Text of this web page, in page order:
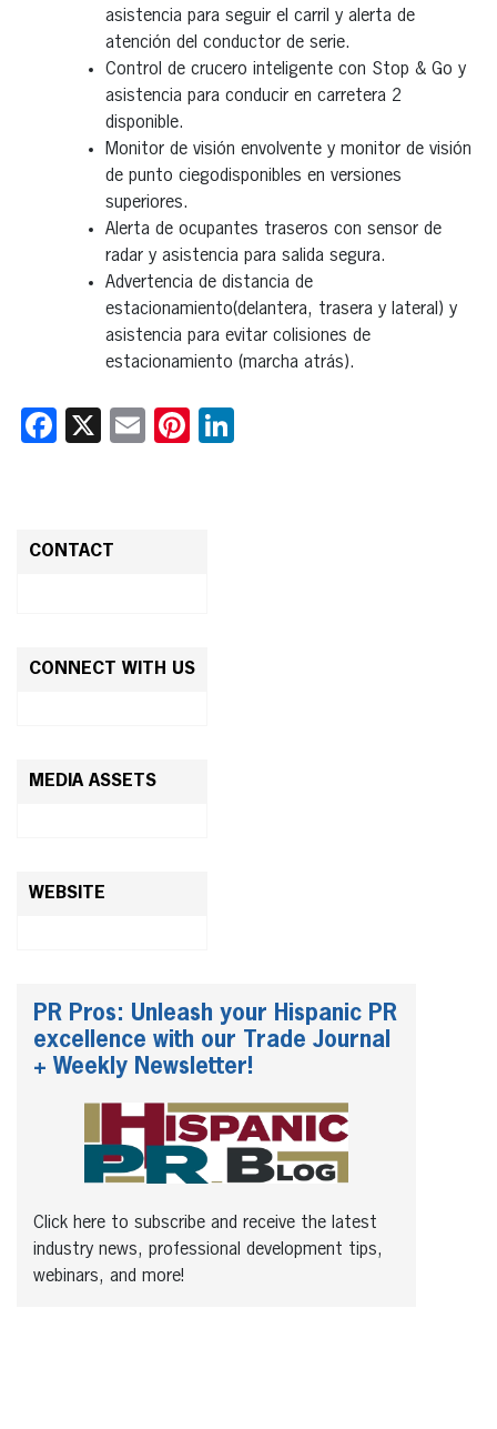
asistencia para seguir el carril y alerta de
atención del conductor de serie.
Control de crucero inteligente con Stop & Go y
asistencia para conducir en carretera 2
disponible.
Monitor de visión envolvente y monitor de visión
de punto ciegodisponibles en versiones
superiores.
Alerta de ocupantes traseros con sensor de
radar y asistencia para salida segura.
Advertencia de distancia de
estacionamiento(delantera, trasera y lateral) y
asistencia para evitar colisiones de
estacionamiento (marcha atrás).
Facebook
X EmailPinterest
CONTACT
CONNECT WITH US
MEDIA ASSETS
WEBSITE
PR Pros: Unleash your Hispanic PR
excellence with our Trade Journal
+ Weekly Newsletter!
Click here to subscribe and receive the latest
industry news, professional development tips,
webinars, and more!